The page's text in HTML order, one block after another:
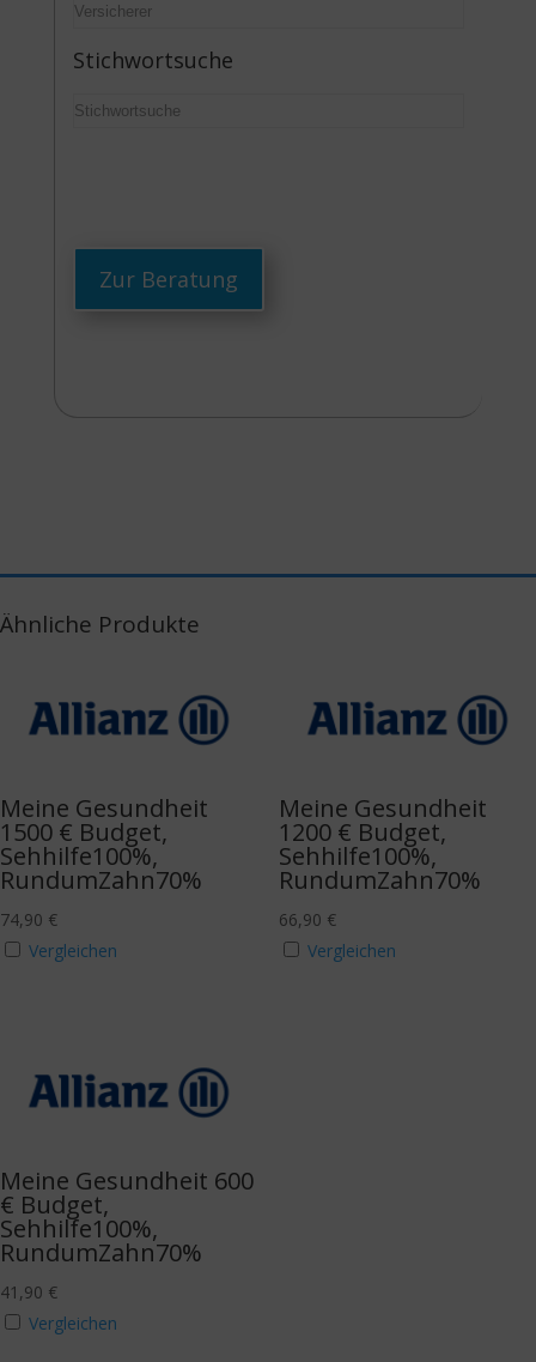
Stichwortsuche
Zur Beratung
Ähnliche Produkte
Meine Gesundheit
1500 € Budget,
Sehhilfe100%,
RundumZahn70%
74,90 €
Vergleichen
Meine Gesundheit
1200 € Budget,
Sehhilfe100%,
RundumZahn70%
66,90 €
Vergleichen
Meine Gesundheit 600
€ Budget,
Sehhilfe100%,
RundumZahn70%
41,90 €
Vergleichen